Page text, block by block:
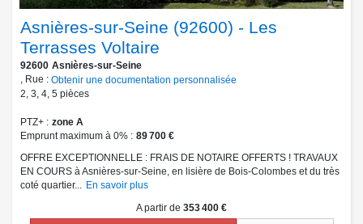
Asnières-sur-Seine (92600) - Les
Terrasses Voltaire
92600 Asnières-sur-Seine
, Rue : Obtenir une documentation personnalisée
2 3 4 5 pièces
PTZ+
zone A
Emprunt maximum à 0%
89 700 €
OFFRE EXCEPTIONNELLE : FRAIS DE NOTAIRE OFFERTS ! TRAVAUX
EN COURS à Asnières-sur-Seine, en lisière de Bois-Colombes et du très
coté quartier...
En savoir plus
A partir de 353 400 €